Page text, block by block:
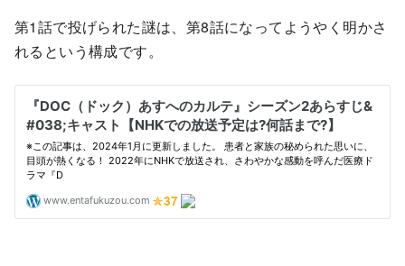
第1話で投げられた謎は、第8話になってようやく明かさ
れるという構成です。